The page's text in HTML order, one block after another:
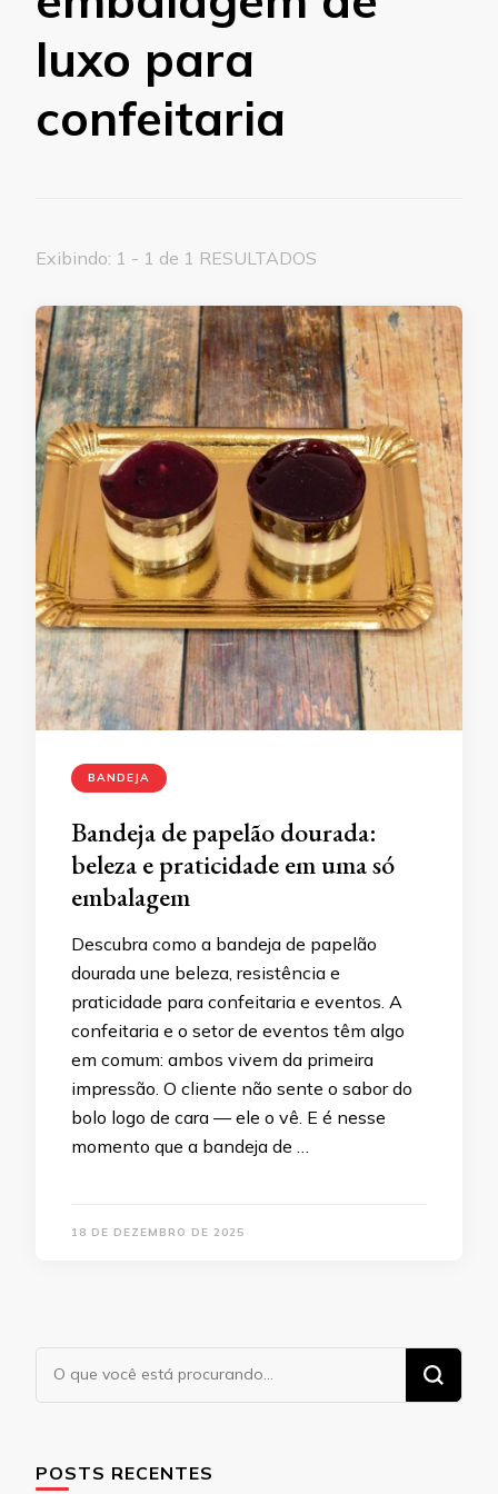
luxo para
confeitaria
Exibindo: 1 - 1 de 1 RESULTADOS
BANDEJA
Bandeja de papelão dourada:
beleza e praticidade em uma só
embalagem
Descubra como a bandeja de papelão
dourada une beleza, resistência e
praticidade para confeitaria e eventos. A
confeitaria e o setor de eventos têm algo
em comum: ambos vivem da primeira
impressão. O cliente não sente o sabor do
bolo logo de cara — ele o vê. E é nesse
momento que a bandeja de …
18 DE DEZEMBRO DE 2025
Procurando
algo?
POSTS RECENTES